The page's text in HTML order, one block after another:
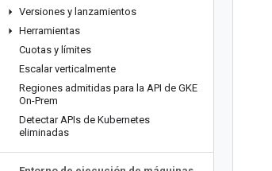
Versiones y lanzamientos
Herramientas
Cuotas y límites
Escalar verticalmente
Regiones admitidas para la API de GKE
On-Prem
Detectar APIs de Kubernetes
eliminadas